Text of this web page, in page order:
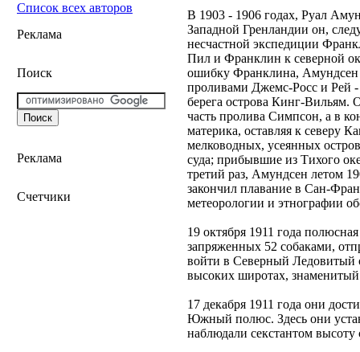
Список всех авторов
Реклама
Поиск
Реклама
Счетчики
В 1903 - 1906 годах, Руал
Западной Гренландии он,
несчастной экспедиции
Пил и Франклин к северной
ошибку Франклина, Амундсен
проливами Джемс-Росс и Рей -
берега острова Кинг-Вильям.
часть пролива Симпсон, а в
материка, оставляя к северу
мелководных, усеянных
суда; прибывшие из Тихого
третий раз, Амундсен летом
закончил плавание в Сан-
метеорологии и этнографии
19 октября 1911 года
запряженных 52 собаками,
войти в Северный Ледовитый
высоких широтах,
17 декабря 1911 года они
Южный полюс. Здесь они
наблюдали секстантом